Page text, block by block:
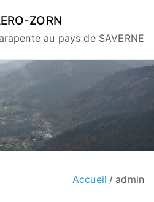
ZORN
au pays de SAVERNE
Accueil admin